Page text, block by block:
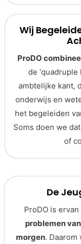
Wij
ProDO
de
ambtelijke kant,
onderwijs en
het begeleiden
Soms doen we
of
De
ProDO is
problemen
morgen. Daarom